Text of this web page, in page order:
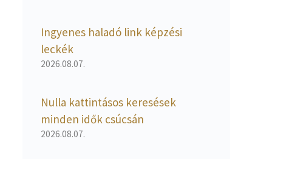
Ingyenes haladó link képzési
leckék
2026.08.07.
Nulla kattintásos keresések
minden idők csúcsán
2026.08.07.